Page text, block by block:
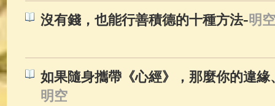
沒有錢，也能行善積德的十種方法-明空
如果隨身攜帶《心經》，那麼你的違
明空